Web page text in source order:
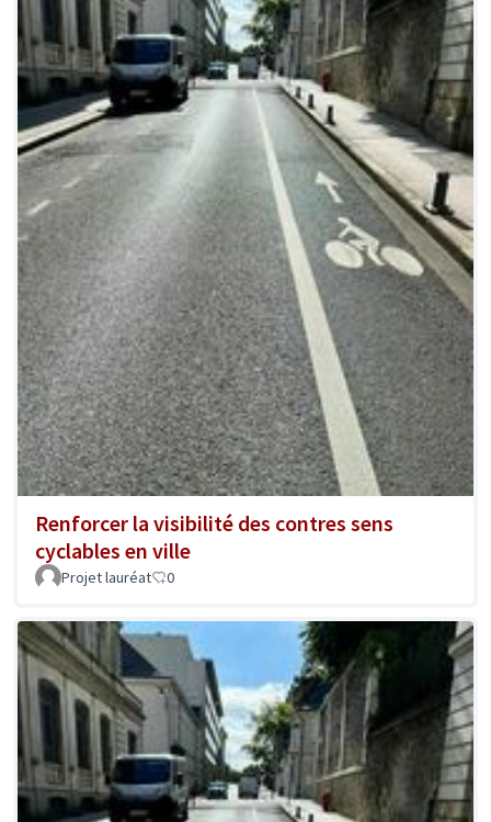
Renforcer la visibilité des contres sens
cyclables en ville
Projet lauréat 0